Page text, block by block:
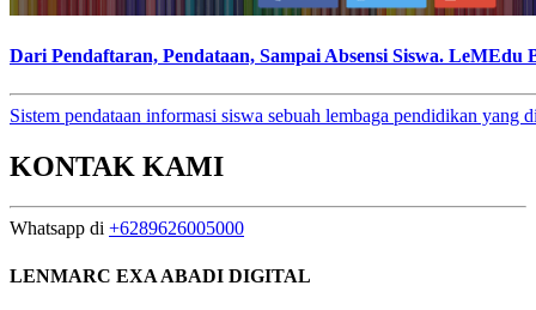
Dari Pendaftaran, Pendataan, Sampai Absensi Siswa. LeMEdu
Sistem pendataan informasi siswa sebuah lembaga pendidikan yang
KONTAK KAMI
Whatsapp di +6289626005000
LENMARC EXA ABADI DIGITAL